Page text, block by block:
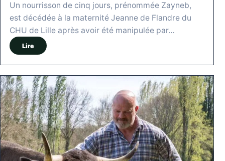
Un nourrisson de cinq jours, prénommée Zayneb,
est décédée à la maternité Jeanne de Flandre du
CHU de Lille après avoir été manipulée par…
Lire